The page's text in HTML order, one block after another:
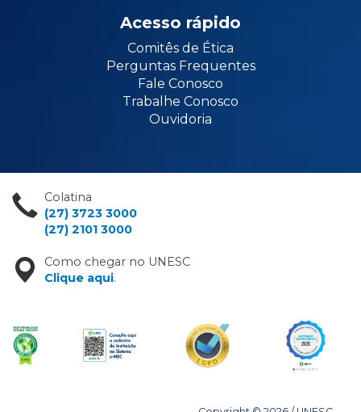
Acesso rápido
Comitês de Ética
Perguntas Frequentes
Fale Conosco
Trabalhe Conosco
Ouvidoria
Colatina
(27) 3723 3000
(27) 2101 3000
Como chegar no UNESC
Clique aqui.